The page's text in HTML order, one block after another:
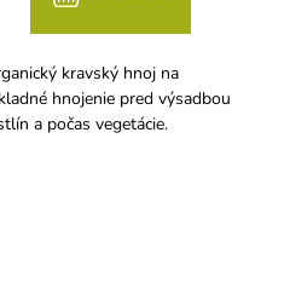
kravský hnoj na
hnojenie pred výsadbou
a počas vegetácie.